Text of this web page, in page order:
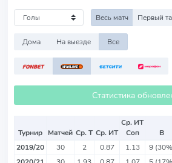
Весь матч Первый
Дома На выезде Все
Статистика
Турнир Матчей Ср. Т Ср. ИТ
Ср. ИТ
Соп
В
2019/20
30 2 0.87 1.13 9